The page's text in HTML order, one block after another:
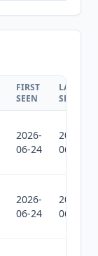
FIRST
SEEN
LAST
SEEN
2026-
06-24
2026-
06-24
2026-
06-24
2026-
06-24